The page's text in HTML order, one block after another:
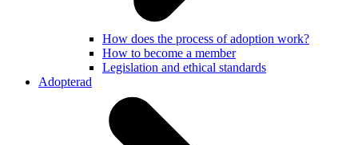
How does the process of adoption work?
How to become a member
Legislation and ethical standards
Adopterad